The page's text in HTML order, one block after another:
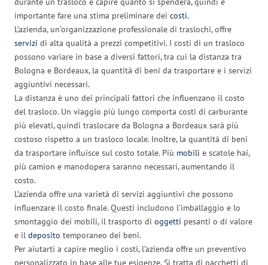
importante fare una stima preliminare dei costi.
L’azienda, un’organizzazione professionale di traslochi, offre
servizi di alta qualità a prezzi competitivi. I costi di un trasloco
possono variare in base a diversi fattori, tra cui la distanza tra
Bologna e Bordeaux, la quantità di beni da trasportare e i servizi
aggiuntivi necessari.
La distanza è uno dei principali fattori che influenzano il costo
del trasloco. Un viaggio più lungo comporta costi di carburante
più elevati, quindi traslocare da Bologna a Bordeaux sarà più
costoso rispetto a un trasloco locale. Inoltre, la quantità di beni
da trasportare influisce sul costo totale. Più mobili e scatole hai,
più camion e manodopera saranno necessari, aumentando il
costo.
L’azienda offre una varietà di servizi aggiuntivi che possono
influenzare il costo finale. Questi includono l’imballaggio e lo
smontaggio dei mobili, il trasporto di oggetti pesanti o di valore
e il deposito temporaneo dei beni.
Per aiutarti a capire meglio i costi, l’azienda offre un preventivo
personalizzato in base alle tue esigenze. Si tratta di pacchetti di